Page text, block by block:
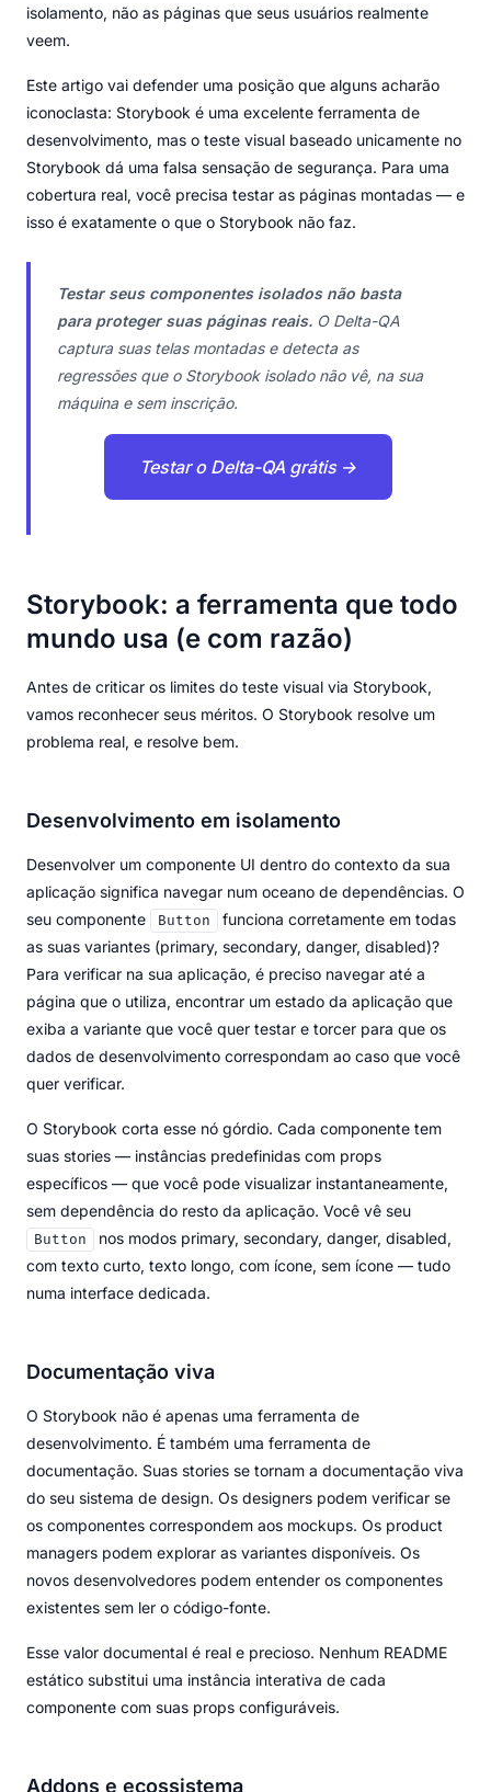
isolamento, não as páginas que seus usuários realmente
veem.
Este artigo vai defender uma posição que alguns acharão
iconoclasta: Storybook é uma excelente ferramenta de
desenvolvimento, mas o teste visual baseado unicamente no
Storybook dá uma falsa sensação de segurança. Para uma
cobertura real, você precisa testar as páginas montadas — e
isso é exatamente o que o Storybook não faz.
Testar seus componentes isolados não basta
para proteger suas páginas reais. O Delta-QA
captura suas telas montadas e detecta as
regressões que o Storybook isolado não vê, na sua
máquina e sem inscrição.
Testar o Delta-QA grátis →
Storybook: a ferramenta que todo
mundo usa (e com razão)
Antes de criticar os limites do teste visual via Storybook,
vamos reconhecer seus méritos. O Storybook resolve um
problema real, e resolve bem.
Desenvolvimento em isolamento
Desenvolver um componente UI dentro do contexto da sua
aplicação significa navegar num oceano de dependências. O
seu componente
Button
funciona corretamente em todas
as suas variantes (primary, secondary, danger, disabled)?
Para verificar na sua aplicação, é preciso navegar até a
página que o utiliza, encontrar um estado da aplicação que
exiba a variante que você quer testar e torcer para que os
dados de desenvolvimento correspondam ao caso que você
quer verificar.
O Storybook corta esse nó górdio. Cada componente tem
suas stories — instâncias predefinidas com props
específicos — que você pode visualizar instantaneamente,
sem dependência do resto da aplicação. Você vê seu
Button
nos modos primary, secondary, danger, disabled,
com texto curto, texto longo, com ícone, sem ícone — tudo
numa interface dedicada.
Documentação viva
O Storybook não é apenas uma ferramenta de
desenvolvimento. É também uma ferramenta de
documentação. Suas stories se tornam a documentação viva
do seu sistema de design. Os designers podem verificar se
os componentes correspondem aos mockups. Os product
managers podem explorar as variantes disponíveis. Os
novos desenvolvedores podem entender os componentes
existentes sem ler o código-fonte.
Esse valor documental é real e precioso. Nenhum README
estático substitui uma instância interativa de cada
componente com suas props configuráveis.
Addons e ecossistema